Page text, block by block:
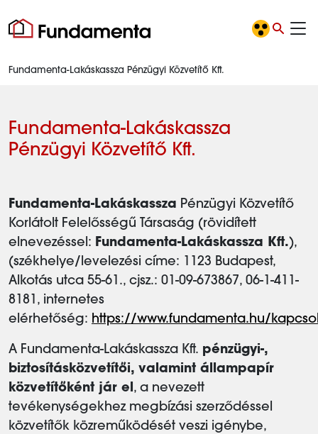
Fundamenta-Lakáskassza Pénzügyi Közvetítő Kft.
Fundamenta-Lakáskassza
Pénzügyi Közvetítő Kft.
Fundamenta-Lakáskassza Pénzügyi Közvetítő
Korlátolt Felelősségű Társaság (rövidített
elnevezéssel: Fundamenta-Lakáskassza Kft.),
(székhelye/levelezési címe: 1123 Budapest,
Alkotás utca 55-61., cjsz.: 01-09-673867, 06-1-411-
8181, internetes
elérhetőség: https://www.fundamenta.hu/
A Fundamenta-Lakáskassza Kft. pénzügyi-,
biztosításközvetítői, valamint állampapír
közvetítőként jár el, a nevezett
tevékenységekhez megbízási szerződéssel
közvetítők közreműködését veszi igénybe,